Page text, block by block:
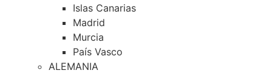
Islas Canarias
Madrid
Murcia
País Vasco
ALEMANIA